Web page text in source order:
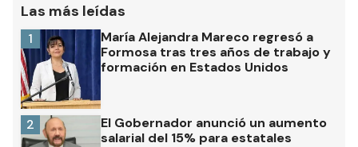
Las más leídas
María Alejandra Mareco regresó a
Formosa tras tres años de trabajo y
formación en Estados Unidos
1
El Gobernador anunció un aumento
salarial del 15% para estatales
2